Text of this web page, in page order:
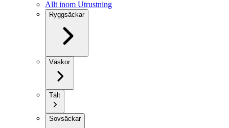
Allt inom Utrustning
Ryggsäckar
Väskor
Tält
Sovsäckar